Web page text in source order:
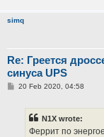
simq
Re: Греется
синуса UPS
P20 Feb 2020, 04:58
N1X wrote:
Феррит по